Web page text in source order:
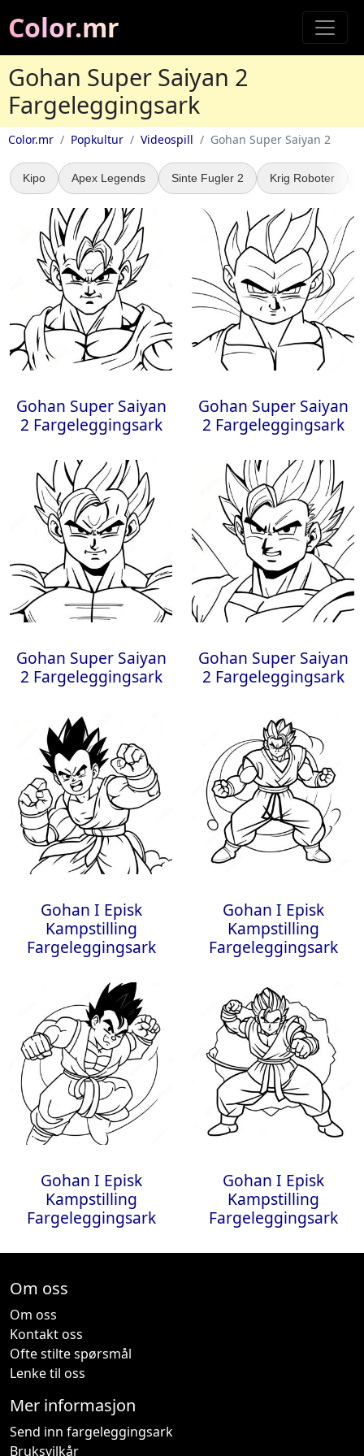
Color.mr
Gohan Super Saiyan 2
Fargeleggingsark
Color.mr Popkultur Videospill Gohan Super Saiyan 2
Kipo Apex Legends Sinte Fugler 2 Krig Roboter
Gohan Super Saiyan
2 Fargeleggingsark
Gohan Super Saiyan
2 Fargeleggingsark
Gohan Super Saiyan
2 Fargeleggingsark
Gohan Super Saiyan
2 Fargeleggingsark
Gohan I Episk
Kampstilling
Fargeleggingsark
Gohan I Episk
Kampstilling
Fargeleggingsark
Gohan I Episk
Kampstilling
Fargeleggingsark
Gohan I Episk
Kampstilling
Fargeleggingsark
Om oss
Om oss
Kontakt oss
Ofte stilte spørsmål
Lenke til oss
Mer informasjon
Send inn fargeleggingsark
Bruksvilkår